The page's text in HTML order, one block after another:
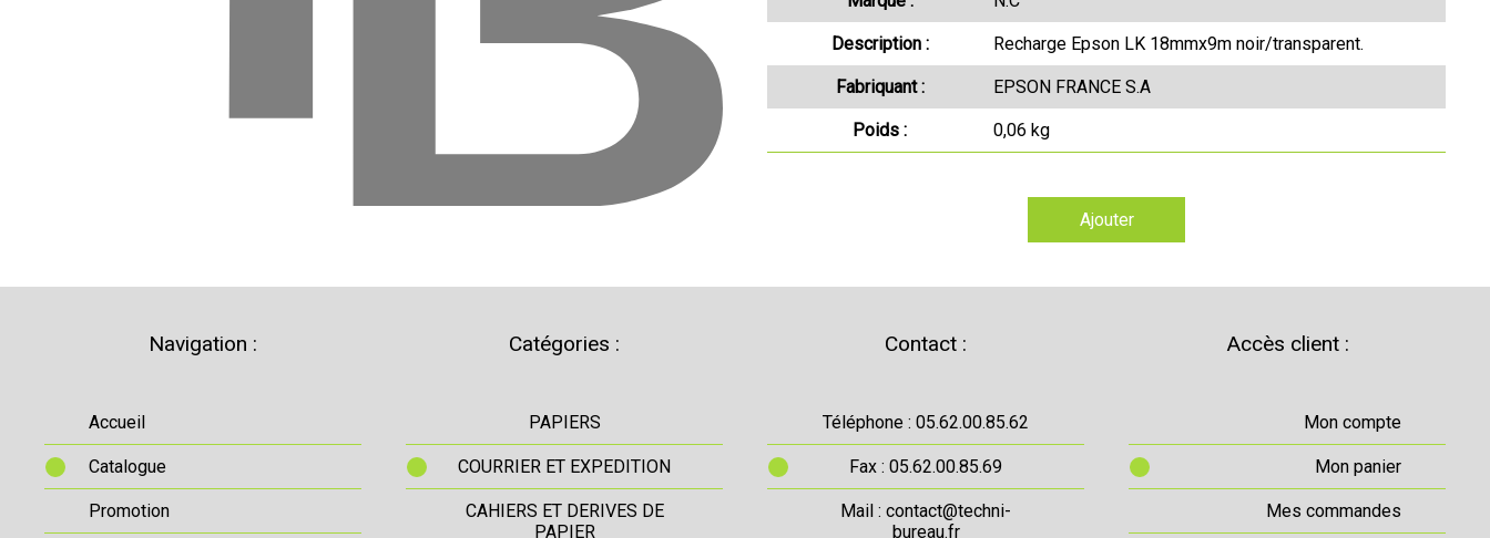
Description : Recharge Epson LK 18mmx9m noir/transparent.
Fabriquant : EPSON FRANCE S.A
Poids : 0,06 kg
Ajouter
Navigation :
Accueil
Catalogue
Promotion
Catégories :
PAPIERS
COURRIER ET EXPEDITION
CAHIERS ET DERIVES DE
PAPIER
Contact :
Téléphone : 05.62.00.85.62
Fax : 05.62.00.85.69
Mail : contact@techni-
bureau.fr
Accès client :
Mon compte
Mon panier
Mes commandes